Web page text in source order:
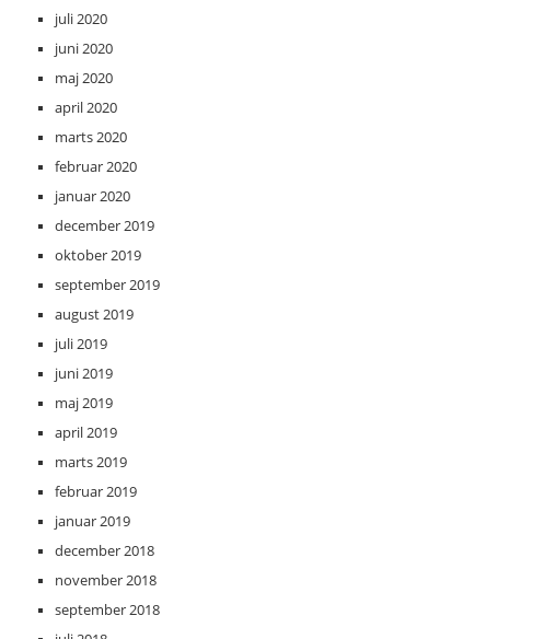
juli 2020
juni 2020
maj 2020
april 2020
marts 2020
februar 2020
januar 2020
december 2019
oktober 2019
september 2019
august 2019
juli 2019
juni 2019
maj 2019
april 2019
marts 2019
februar 2019
januar 2019
december 2018
november 2018
september 2018